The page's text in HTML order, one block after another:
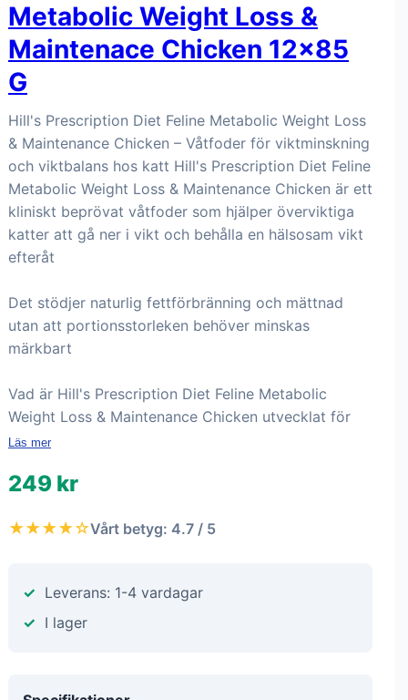
Metabolic Weight Loss &
Maintenace Chicken 12x85
G
Hill's Prescription Diet Feline Metabolic Weight Loss
& Maintenance Chicken – Våtfoder för viktminskning
och viktbalans hos katt Hill's Prescription Diet Feline
Metabolic Weight Loss & Maintenance Chicken är ett
kliniskt beprövat våtfoder som hjälper överviktiga
katter att gå ner i vikt och behålla en hälsosam vikt
efteråt
Det stödjer naturlig fettförbränning och mättnad
utan att portionsstorleken behöver minskas
märkbart
Vad är Hill's Prescription Diet Feline Metabolic
Weight Loss & Maintenance Chicken utvecklat för
Läs mer
249 kr
★★★★☆Vårt betyg: 4.7 / 5
Leverans: 1-4 vardagar
I lager